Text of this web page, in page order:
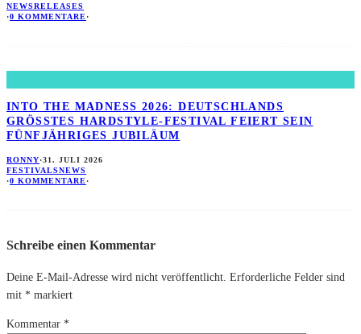
NEWSRELEASES
·0 KOMMENTARE·
INTO THE MADNESS 2026: DEUTSCHLANDS
GRÖSSTES HARDSTYLE-FESTIVAL FEIERT SEIN F
ÜNFJÄHRIGES JUBILÄUM
RONNY·31. JULI 2026
FESTIVALSNEWS
·0 KOMMENTARE·
Schreibe einen Kommentar
Deine E-Mail-Adresse wird nicht veröffentlicht. Erforderliche Felder sind
mit * markiert
Kommentar *